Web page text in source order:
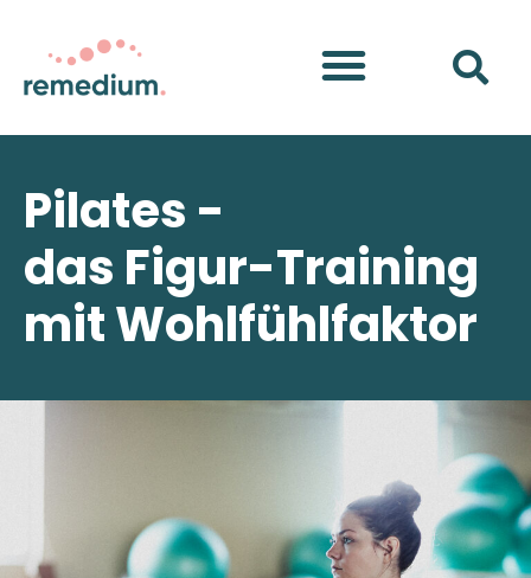
Pilates -
das Figur-Training
mit Wohlfühlfaktor